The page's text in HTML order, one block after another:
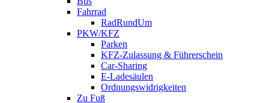
Fahrrad
RadRundUm
PKW/KFZ
Parken
KFZ-Zulassung & Führerschein
Car-Sharing
E-Ladesäulen
Ordnungswidrigkeiten
Zu Fuß